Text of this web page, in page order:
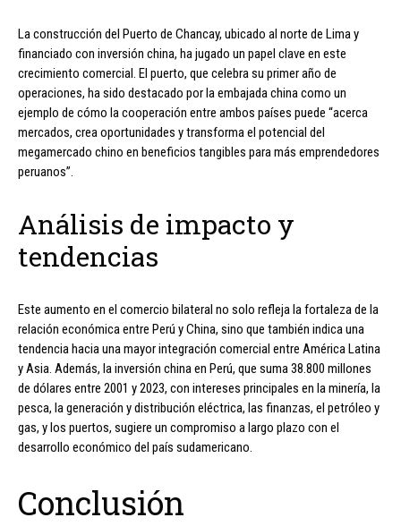
La construcción del Puerto de Chancay, ubicado al norte de Lima y
financiado con inversión china, ha jugado un papel clave en este
crecimiento comercial. El puerto, que celebra su primer año de
operaciones, ha sido destacado por la embajada china como un
ejemplo de cómo la cooperación entre ambos países puede “acerca
mercados, crea oportunidades y transforma el potencial del
megamercado chino en beneficios tangibles para más emprendedores
peruanos”.
Análisis de impacto y
tendencias
Este aumento en el comercio bilateral no solo refleja la fortaleza de la
relación económica entre Perú y China, sino que también indica una
tendencia hacia una mayor integración comercial entre América Latina
y Asia. Además, la inversión china en Perú, que suma 38.800 millones
de dólares entre 2001 y 2023, con intereses principales en la minería, la
pesca, la generación y distribución eléctrica, las finanzas, el petróleo y
gas, y los puertos, sugiere un compromiso a largo plazo con el
desarrollo económico del país sudamericano.
Conclusión